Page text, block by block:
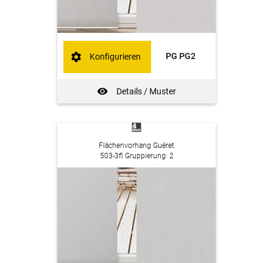
PG PG2
Details / Muster
Konfigurieren
Flächenvorhang Guéret
503-3fl Gruppierung: 2